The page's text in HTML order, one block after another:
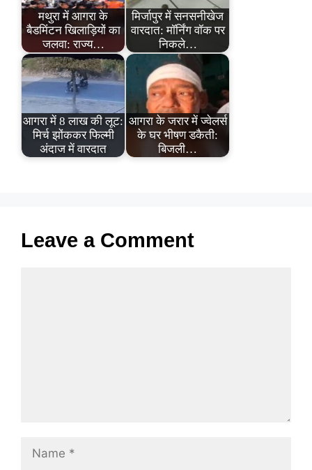
मथुरा में आगरा के
बैडमिंटन खिलाड़ियों का
जलवा: राज्य…
मिर्जापुर में सनसनीखेज
वारदात: मॉर्निंग वॉक पर
निकले…
आगरा में 8 लाख की लूट:
मिर्च झोंककर फिल्मी
अंदाज में वारदात
आगरा के जरार में ज्वेलर्स
के घर भीषण डकैती:
बिजली…
Leave a Comment
Name